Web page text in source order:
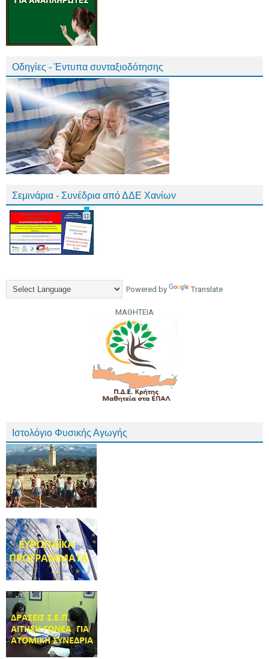
Οδηγίες - Έντυπα συνταξιοδότησης
Σεμινάρια - Συνέδρια από ΔΔΕ Χανίων
Powered by Translate
ΜΑΘΗΤΕΙΑ
Ιστολόγιο Φυσικής Αγωγής